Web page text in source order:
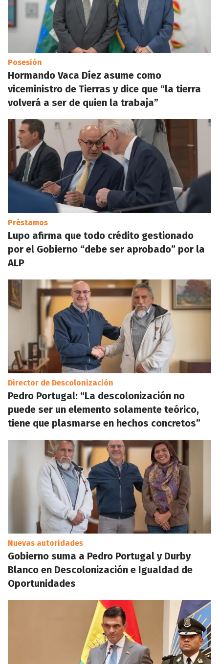
Posesión
Hormando Vaca Díez asume como
viceministro de Tierras y dice que “la tierra
volverá a ser de quien la trabaja”
Préstamos
Lupo afirma que todo crédito gestionado
por el Gobierno “debe ser aprobado” por la
ALP
Director de Descolonización
Pedro Portugal: “La descolonización no
puede ser un elemento solamente teórico,
tiene que plasmarse en hechos concretos”
Nuevas autoridades
Gobierno suma a Pedro Portugal y Durby
Blanco en Descolonización e Igualdad de
Oportunidades